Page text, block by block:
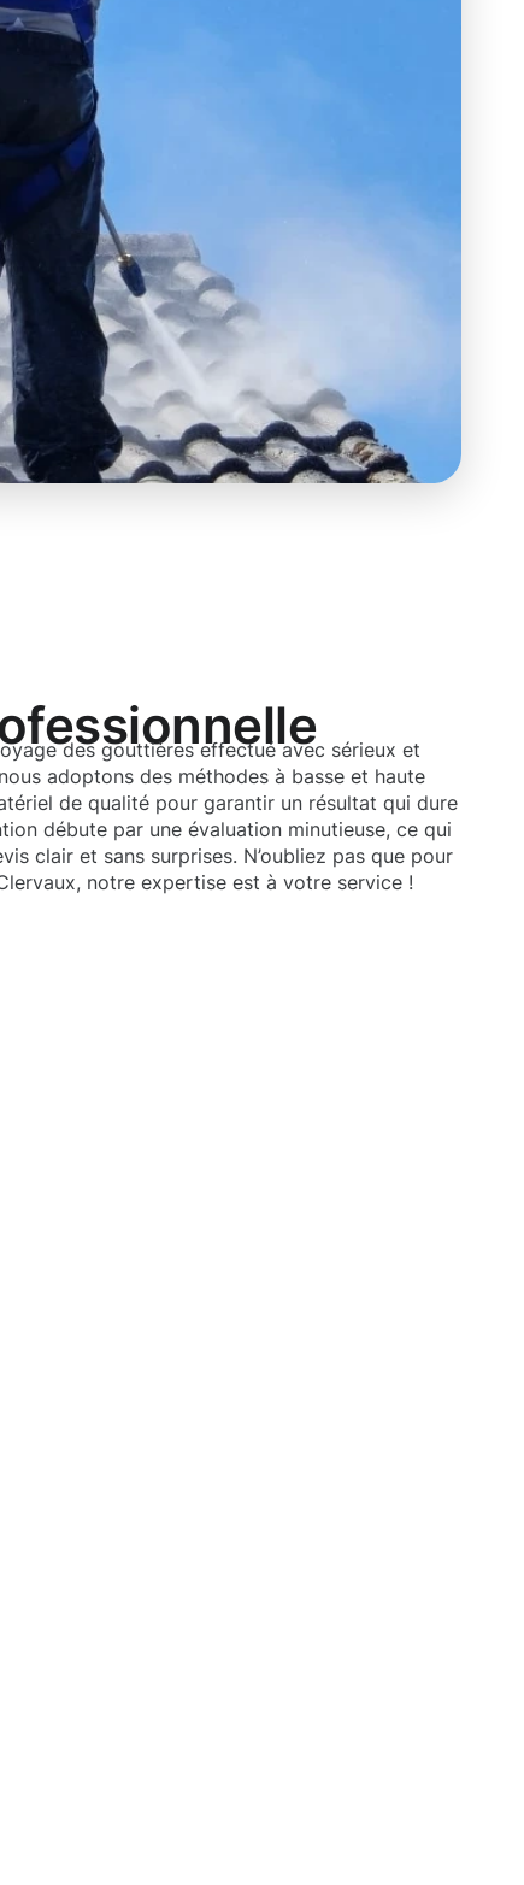
des gouttières effectué avec sérieux et
adoptons des méthodes à basse et haute
de qualité pour garantir un résultat qui dure
débute par une évaluation minutieuse, ce qui
clair et sans surprises. N’oubliez pas que pour
notre expertise est à votre service !